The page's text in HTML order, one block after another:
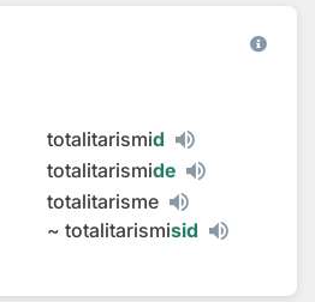
totalitarismid
totalitarismide
totalitarisme
~ totalitarismisid